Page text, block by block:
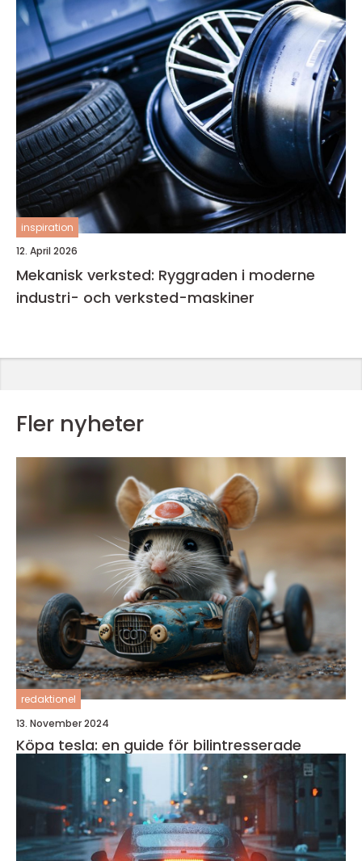
inspiration
12. April 2026
Mekanisk verksted: Ryggraden i moderne
industri- och verksted-maskiner
Fler nyheter
redaktionel
13. November 2024
Köpa tesla: en guide för bilintresserade